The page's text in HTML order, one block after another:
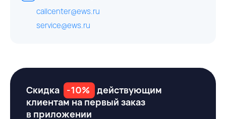
callcenter@ews.ru
service@ews.ru
Скидка -10%
действующим
клиентам на первый заказ
в приложении